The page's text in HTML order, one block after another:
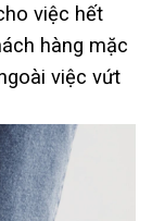
việc hết
hàng mặc
việc vứt